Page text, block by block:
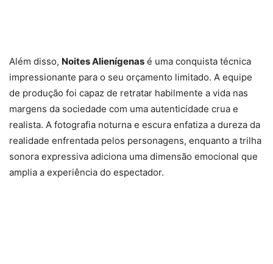
Além disso, Noites Alienígenas é uma conquista técnica
impressionante para o seu orçamento limitado. A equipe
de produção foi capaz de retratar habilmente a vida nas
margens da sociedade com uma autenticidade crua e
realista. A fotografia noturna e escura enfatiza a dureza da
realidade enfrentada pelos personagens, enquanto a trilha
sonora expressiva adiciona uma dimensão emocional que
amplia a experiência do espectador.